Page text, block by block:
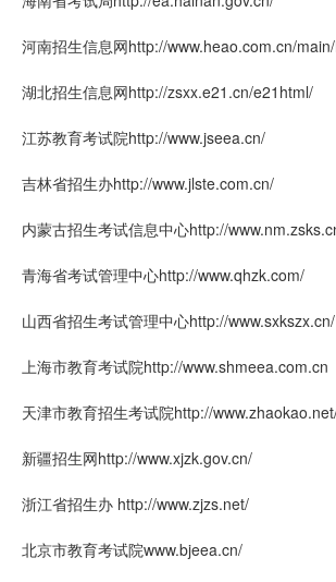
河南招生信息网http://www.heao.com.cn/
湖北招生信息网http://zsxx.e21.cn/e21html/
江苏教育考试院http://www.jseea.cn/
吉林省招生办http://www.jlste.com.cn/
内蒙古招生考试信息中心http://
青海省考试管理中心http://www.qhzk.com/
山西省招生考试管理中心http://www.sxkszx.cn/
上海市教育考试院http://www.shmeea.com.cn
天津市教育招生考试院http://
新疆招生网http://www.xjzk.gov.cn/
浙江省招生办 http://www.zjzs.net/
北京市教育考试院www.bjeea.cn/